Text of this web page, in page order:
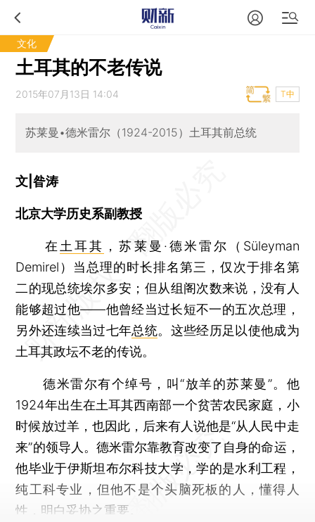
文化
土耳其的不老传说
2015年07月13日 14:04 T中
苏莱曼•德米雷尔（1924-2015）土耳其前总统
文|昝涛
北京大学历史系副教授
在 土耳其 ，苏莱曼·德米雷尔（Süleyman
Demirel）当总理的时长排名第三，仅次于排名第
二的现总统埃尔多安；但从组阁次数来说，没有人
能够超过他——他曾经当过长短不一的五次总理，
另外还连续当过七年总统。这些经历足以使他成为
土耳其政坛不老的传说。
德米雷尔有个绰号，叫“放羊的苏莱曼”。他
1924年出生在土耳其西南部一个贫苦农民家庭，小
时候放过羊，也因此，后来有人说他是“从人民中走
来”的领导人。德米雷尔靠教育改变了自身的命运，
他毕业于伊斯坦布尔科技大学，学的是水利工程，
纯工科专业，但他不是个头脑死板的人，懂得人
性，明白妥协之重要。